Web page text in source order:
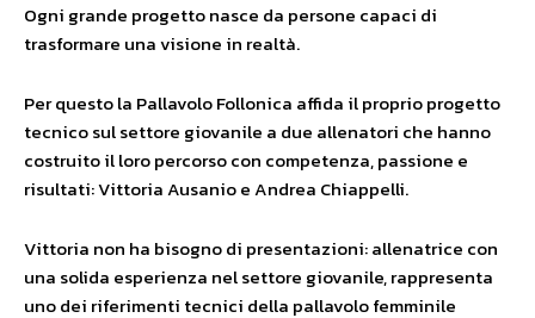
Ogni grande progetto nasce da persone capaci di
trasformare una visione in realtà.
Per questo la Pallavolo Follonica affida il proprio progetto
tecnico sul settore giovanile a due allenatori che hanno
costruito il loro percorso con competenza, passione e
risultati: Vittoria Ausanio e Andrea Chiappelli.
Vittoria non ha bisogno di presentazioni: allenatrice con
una solida esperienza nel settore giovanile, rappresenta
uno dei riferimenti tecnici della pallavolo femminile